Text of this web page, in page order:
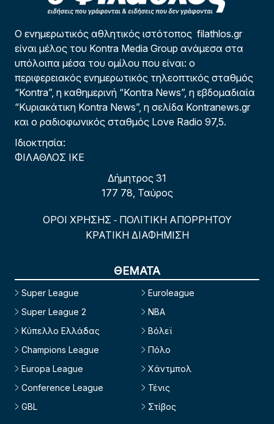
Ο ενημερωτικός αθλητικός ιστότοπος filathlos.gr
είναι μέλος του Kontra Media Group ανάμεσα στα
υπόλοιπα μέσα του ομίλου που είναι: ο
περιφερειακός ενημερωτικός τηλεοπτικός σταθμός
“Kontra”, η καθημερινή “Kontra News”, η εβδομαδιαία
“Κυριακάτικη Kontra News”, η σελίδα Kontranews.gr
και ο ραδιοφωνικός σταθμός Love Radio 97,5.
Ιδιοκτησία:
ΦΙΛΑΘΛΟΣ ΙΚΕ
Δήμητρος 31
177 78, Ταύρος
ΟΡΟΙ ΧΡΗΣΗΣ - ΠΟΛΙΤΙΚΗ ΑΠΟΡΡΗΤΟΥ
ΚΡΑΤΙΚΗ ΔΙΑΦΗΜΙΣΗ
ΘΕΜΑΤΑ
Super League
Super League 2
Κύπελλο Ελλάδας
Champions League
Europa League
Conference League
GBL
Euroleague
NBA
Βόλεϊ
Πόλο
Χάντμπολ
Τένις
Στίβος